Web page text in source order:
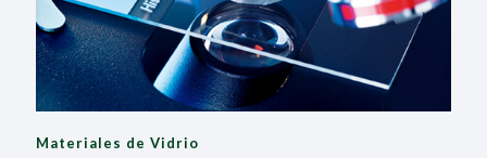
Materiales de Vidrio